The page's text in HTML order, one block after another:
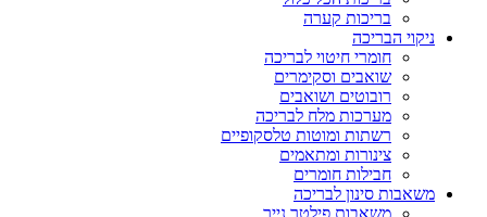
בריכות קערה
ניקוי הבריכה
חומרי חיטוי לבריכה
שואבים וסקימרים
רובוטים ושואבים
מערכות מלח לבריכה
רשתות ומוטות טלסקופיים
צינורות ומתאמים
חבילות חומרים
משאבות סינון לבריכה
משאבות פילטר נייר